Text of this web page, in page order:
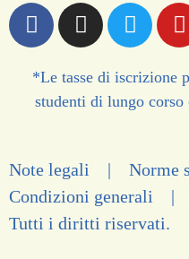
*Le tasse di iscrizione
studenti di lungo corso
Note legali | Norme
Condizioni generali |
Tutti i diritti riservati.